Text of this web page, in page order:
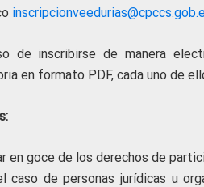
de inscribirse de manera
en formato PDF, cada uno de
en goce de los derechos de
caso de personas jurídicas u